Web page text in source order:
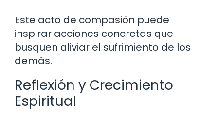
Este acto de compasión puede
inspirar acciones concretas que
busquen aliviar el sufrimiento de los
demás.
Reflexión y Crecimiento
Espiritual